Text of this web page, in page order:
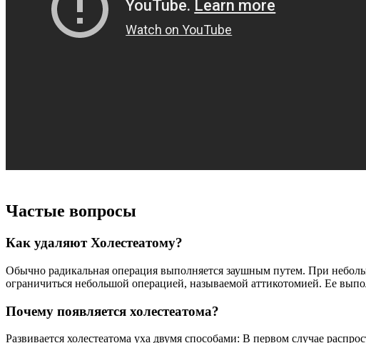
Частые вопросы
Как удаляют Холестеатому?
Обычно радикальная операция выполняется заушным путем. При
ограничиться небольшой операцией, называемой аттикотомией. Ее
Почему появляется холестеатома?
Развивается холестеатома уха двумя способами: В первом случае